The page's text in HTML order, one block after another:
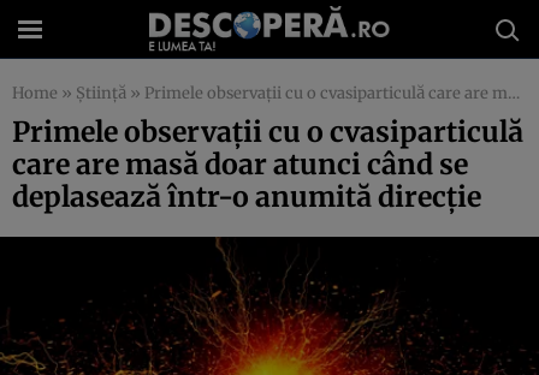
Home » Știință » Primele observații cu o cvasiparticulă care are masă doar atunci când se deplasează într-o anumită direcție
Primele observații cu o cvasiparticulă
care are masă doar atunci când se
deplasează într-o anumită direcție